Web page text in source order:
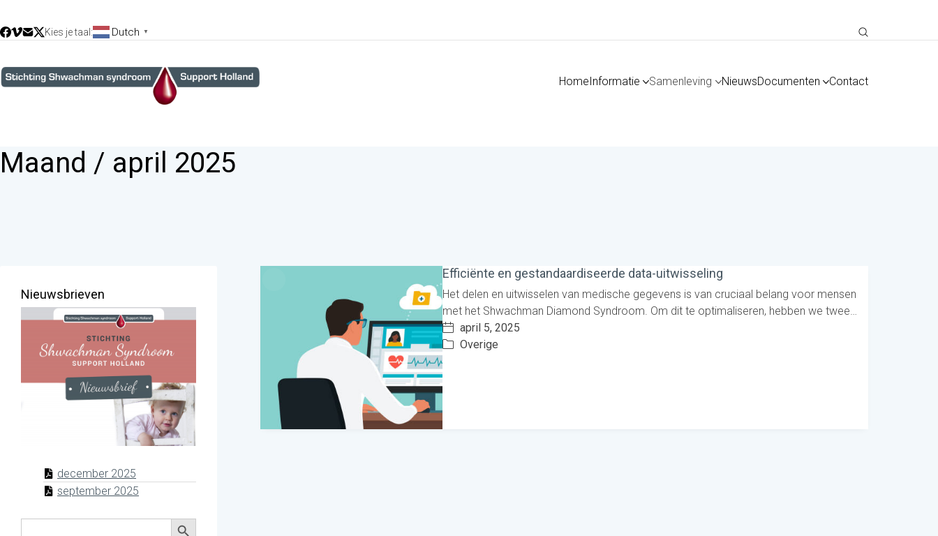
Kies je taal: Dutch ▼
Home Informatie Samenleving NieuwsDocumenten Contact
Maand / april 2025
Efficiënte en gestandaardiseerde data-uitwisseling
Het delen en uitwisselen van medische gegevens is van cruciaal belang voor mensen
met het Shwachman Diamond Syndroom. Om dit te optimaliseren, hebben we twee…
april 5, 2025
Overige
Nieuwsbrieven
december 2025
september 2025
Zoek
Zoekknop